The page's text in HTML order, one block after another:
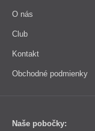
O nás
Club
Kontakt
Obchodné podmienky
Naše pobočky: